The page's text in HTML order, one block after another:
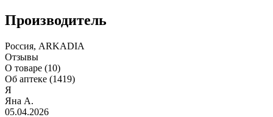
Производитель
Россия, ARKADIA
Отзывы
О товаре (10)
Об аптеке (1419)
Я
Яна А.
05.04.2026